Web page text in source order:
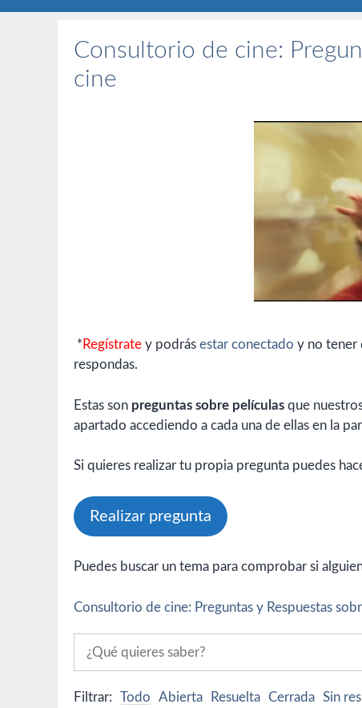
Consultorio de cine:
cine
* Regístrate y podrás estar conectado y no tener
respondas.
Estas son preguntas sobre películas que
apartado accediendo a cada una de ellas en la
Si quieres realizar tu propia pregunta puedes
Realizar pregunta
Puedes buscar un tema para comprobar si
Consultorio de cine: Preguntas y Respuestas
Filtrar: Todo Abierta Resuelta Cerrada Sin